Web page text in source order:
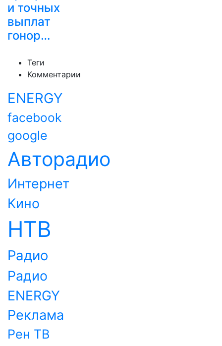
и точных
выплат
гонор…
Теги
Комментарии
ENERGY
facebook
google
Авторадио
Интернет
Кино
НТВ
Радио
Радио
ENERGY
Реклама
Рен ТВ